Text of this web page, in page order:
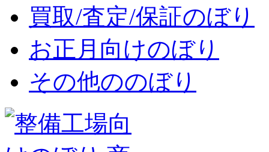
買取/査定/保証のぼり
お正月向けのぼり
その他ののぼり